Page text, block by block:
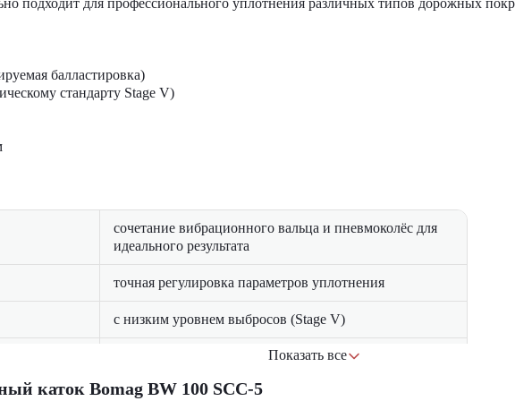
подходит для профессионального уплотнения различных типов дорожных
балластировка)
стандарту Stage V)
сочетание вибрационного вальца и пневмоколёс для
идеального результата
точная регулировка параметров уплотнения
с низким уровнем выбросов (Stage V)
с панорамным обзором и климат-контролем
интеллектуальное управление для оптимизации
Показать все
каток Bomag BW 100 SCC-5